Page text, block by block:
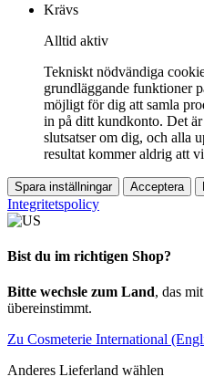
Krävs
Alltid aktiv
Tekniskt nödvändiga
grundläggande funktioner
möjligt för dig att samla
in på ditt kundkonto. Det
slutsatser om dig, och alla
resultat kommer aldrig att
Spara inställningar Acceptera
Integritetspolicy
Bist du im richtigen Shop?
Bitte wechsle zum Land, das
übereinstimmt.
Zu Cosmeterie International
Anderes Lieferland wählen